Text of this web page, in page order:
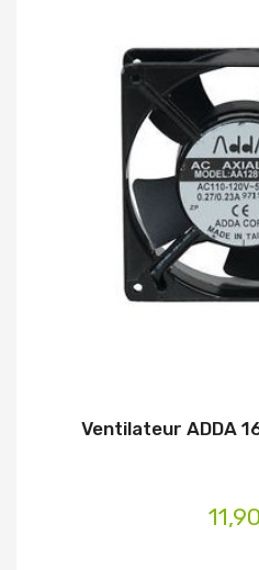
Ventilateur ADDA